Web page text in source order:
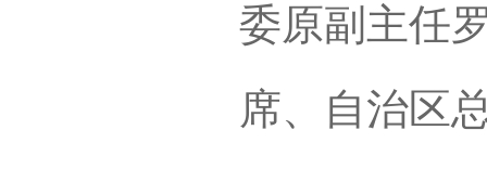
委原副主任
席、自治区